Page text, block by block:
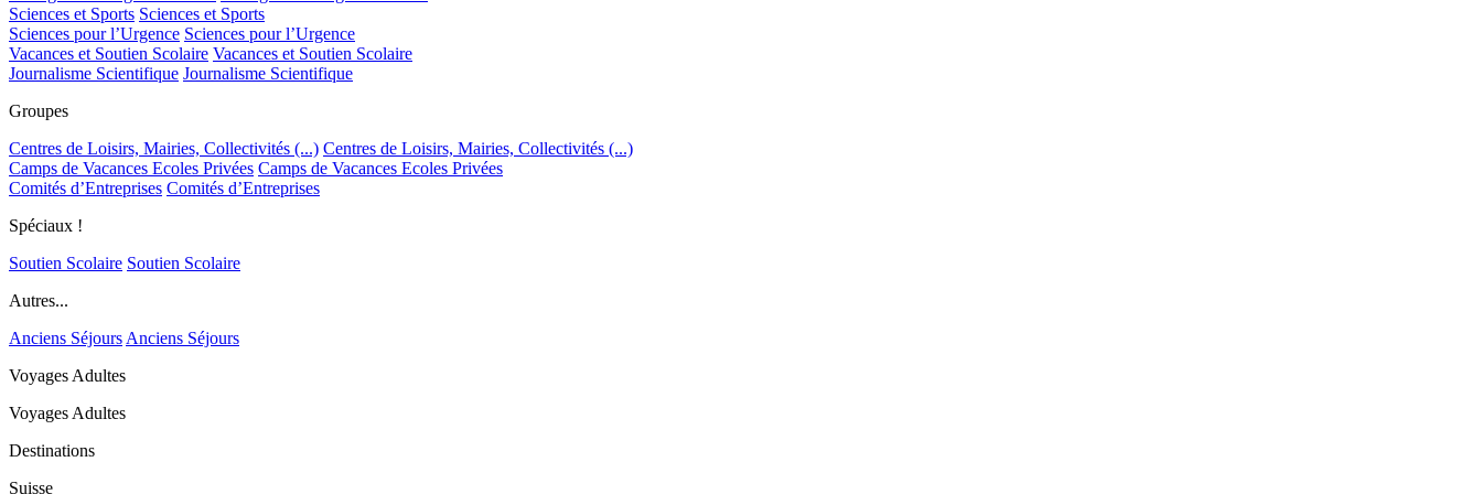
Sciences et Sports Sciences et Sports
Sciences pour l’Urgence Sciences pour l’Urgence
Vacances et Soutien Scolaire Vacances et Soutien Scolaire
Journalisme Scientifique Journalisme Scientifique
Groupes
Centres de Loisirs, Mairies, Collectivités (...) Centres de Loisirs, Mairies, Collectivités (...)
Camps de Vacances Ecoles Privées Camps de Vacances Ecoles Privées
Comités d’Entreprises Comités d’Entreprises
Spéciaux !
Soutien Scolaire Soutien Scolaire
Autres...
Anciens Séjours Anciens Séjours
Voyages Adultes
Voyages Adultes
Destinations
Suisse